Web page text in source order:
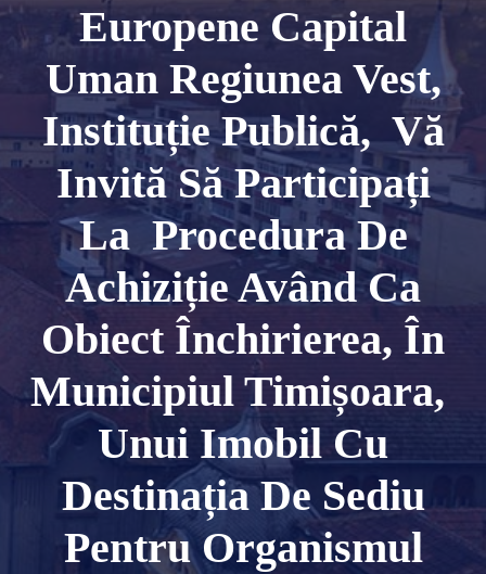
Europene Capital
Uman Regiunea Vest,
Instituție Publică, Vă
Invită Să Participați
La Procedura De
Achiziție Având Ca
Obiect Închirierea, În
Municipiul Timișoara,
Unui Imobil Cu
Destinația De Sediu
Pentru Organismul